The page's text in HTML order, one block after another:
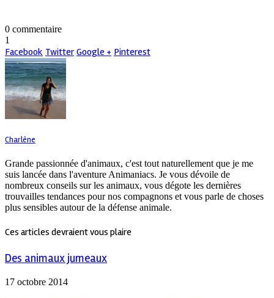
0 commentaire
1
Facebook Twitter Google + Pinterest
Charlène
Grande passionnée d'animaux, c'est tout naturellement que je me
suis lancée dans l'aventure Animaniacs. Je vous dévoile de
nombreux conseils sur les animaux, vous dégote les dernières
trouvailles tendances pour nos compagnons et vous parle de choses
plus sensibles autour de la défense animale.
Ces articles devraient vous plaire
Des animaux jumeaux
17 octobre 2014